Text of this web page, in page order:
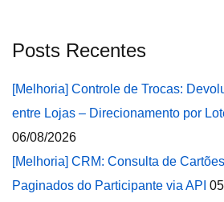
Posts Recentes
[Melhoria] Controle de Trocas:
entre Lojas – Direcionamento por
06/08/2026
[Melhoria] CRM: Consulta de
Paginados do Participante via API